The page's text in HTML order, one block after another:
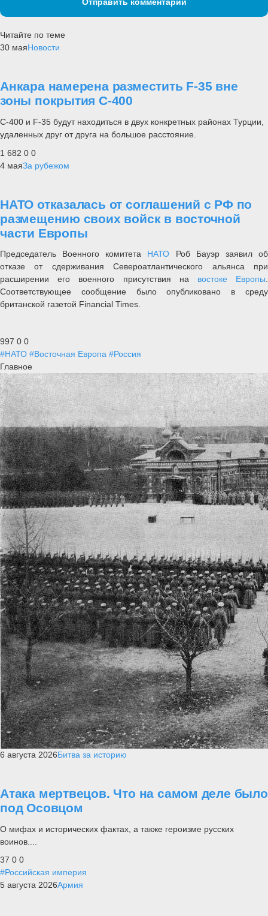
Отправить комментарий
Читайте по теме
30 маяНовости
Анкара намерена разместить F-35 вне
зоны покрытия С-400
С-400 и F-35 будут находиться в двух конкретных районах Турции,
удаленных друг от друга на большое расстояние.
1 682 0 0
4 маяЗа рубежом
НАТО отказалась от соглашений с РФ по
размещению своих войск в восточной
части Европы
Председатель Военного комитета НАТО Роб Бауэр заявил об
отказе от сдерживания Североатлантического альянса при
расширении его военного присутствия на востоке Европы.
Соответствующее сообщение было опубликовано в среду
британской газетой Financial Times.
997 0 0
#НАТО #Восточная Европа #Россия
Главное
6 августа 2026Битва за историю
Атака мертвецов. Что на самом деле было
под Осовцом
О мифах и исторических фактах, а также героизме русских
воинов....
37 0 0
#Российская империя
5 августа 2026Армия